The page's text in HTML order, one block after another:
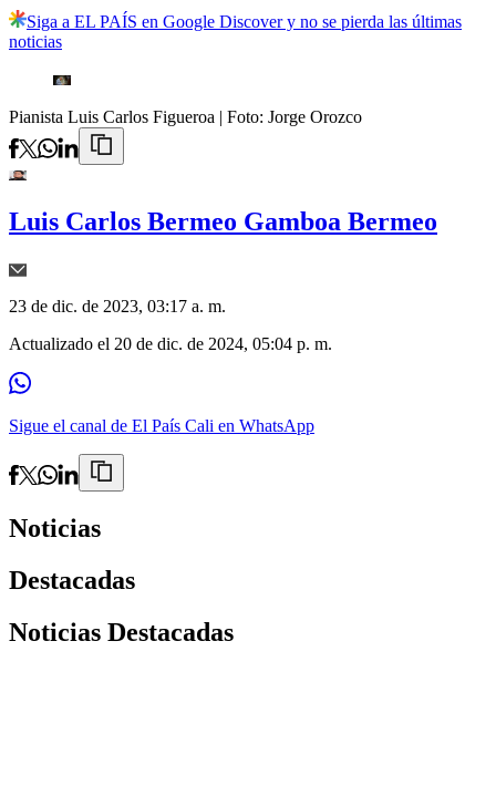
Siga a EL PAÍS en Google Discover y no se pierda las últimas
noticias
Pianista Luis Carlos Figueroa | Foto: Jorge Orozco
Luis Carlos Bermeo Gamboa Bermeo
23 de dic. de 2023, 03:17 a. m.
Actualizado el 20 de dic. de 2024, 05:04 p. m.
Sigue el canal de El País Cali en WhatsApp
Noticias
Destacadas
Noticias Destacadas